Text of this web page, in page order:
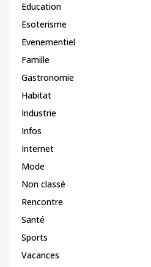
Education
Esoterisme
Evenementiel
Famille
Gastronomie
Habitat
Industrie
Infos
Internet
Mode
Non classé
Rencontre
Santé
Sports
Vacances